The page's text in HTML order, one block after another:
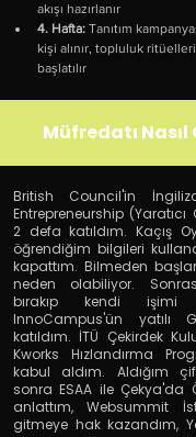
akışı hazırlanır
4. Hafta: Tanıtım
kişi alınır, topluluk
başlatılır
Müfredatı
British Council'in
Entrepreneurship (Yaratıcı
2 defa katıldım. Kaçış
öğrendiğim bilgileri
kapattım. Bilmeden
neden olabiliyor.
bırakıp kendi işimi
InnoCampus'ün yatılı
katıldım. İTÜ Çekirdek
Kworks Hızlandırma
kabul aldım. Aldığım
sonraESAA ile Çekya'da
anlattım,Websummit
gitmeye hak kazandım,